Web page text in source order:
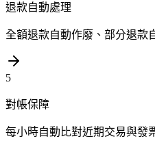
退款自動處理
全額退款自動作廢、部分退款
5
對帳保障
每小時自動比對近期交易與發